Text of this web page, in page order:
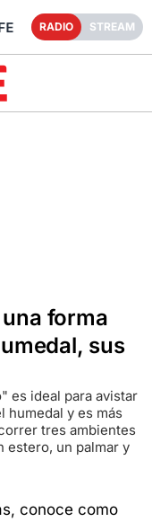
RADIO STREAM
forma
sus
es ideal para avistar
humedal y es más
tres ambientes
estero, un palmar y